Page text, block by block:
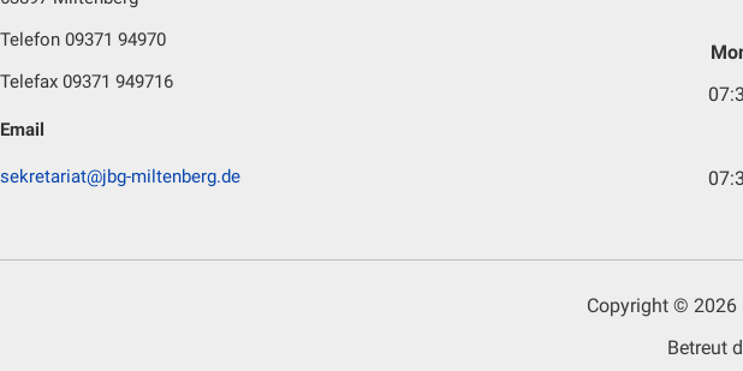
Telefon 09371 94970
Telefax 09371 949716
Email
sekretariat@jbg-miltenberg.de
Copyright © 2026
Betreut